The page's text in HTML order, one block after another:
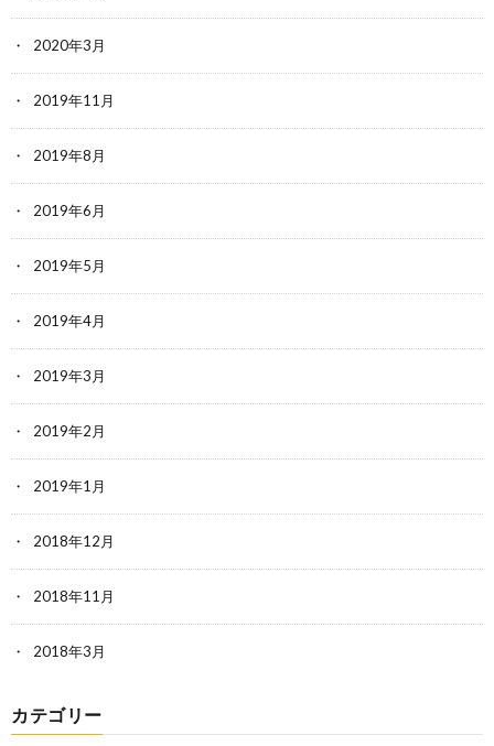
2020年3月
2019年11月
2019年8月
2019年6月
2019年5月
2019年4月
2019年3月
2019年2月
2019年1月
2018年12月
2018年11月
2018年3月
カテゴリー